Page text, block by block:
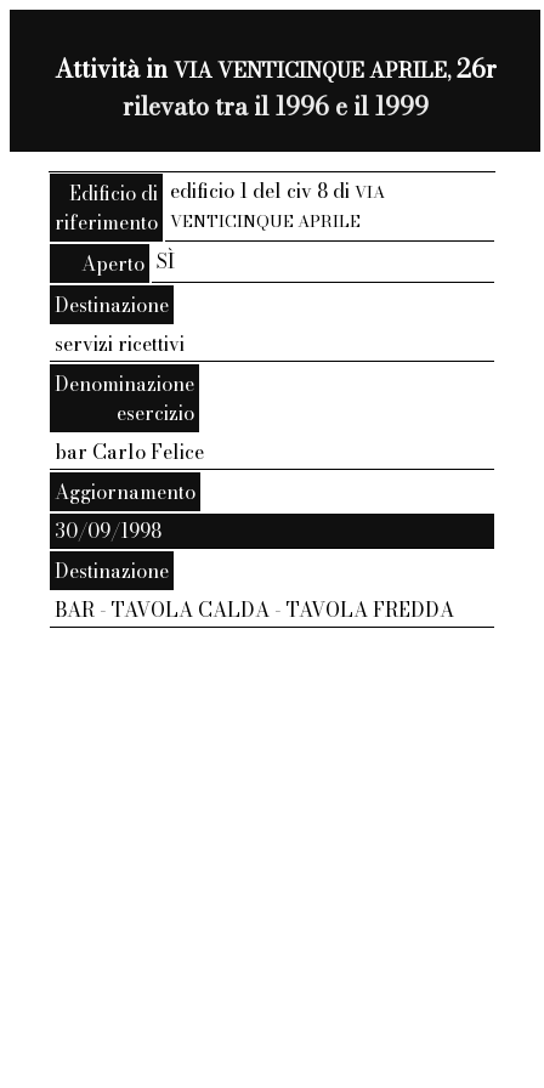
Attività inVIA VENTICINQUE APRILE,26r
rilevato tra il 1996 e il 1999
Edificio di
riferimento
edificio 1 del civ 8 diVIA
VENTICINQUE APRILE
Aperto SÌ
Destinazione
servizi ricettivi
Denominazione
esercizio
bar Carlo Felice
Aggiornamento
30/09/1998
Destinazione
BAR - TAVOLA CALDA - TAVOLA FREDDA